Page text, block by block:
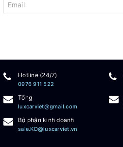
Hotline (24/7)
0976 911 522
Tổng
luxcarviet@gmail.com
Bộ phận kinh doanh
sale.KD@luxcarviet.vn